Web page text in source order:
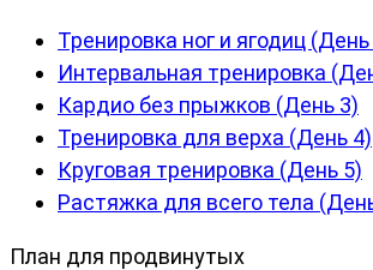
Тренировка ног и ягодиц (День
Интервальная тренировка
Кардио без прыжков (День 3)
Тренировка для верха (День 4)
Круговая тренировка (День 5)
Растяжка для всего тела
План для продвинутых